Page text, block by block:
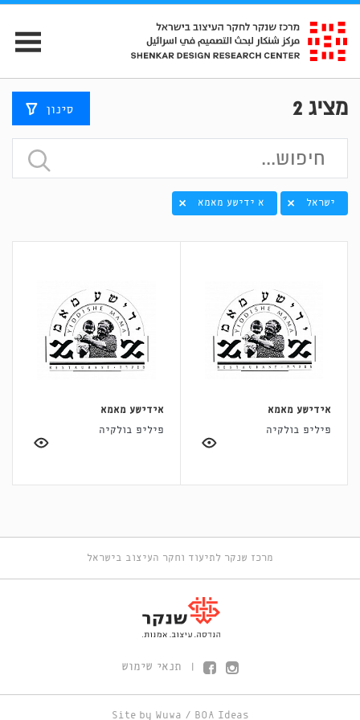
מציג 2 סינון
ישראל א ידישע מאמא
אידישע מאמא
פיליפ בולקיה
אידישע מאמא
פיליפ בולקיה
מרכז שנקר לתיעוד וחקר העיצוב בישראל
תנאי שימוש
Site by Wuwa / BOA Ideas